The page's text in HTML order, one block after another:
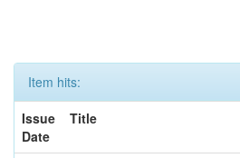
Item hits:
Issue
Date
Title